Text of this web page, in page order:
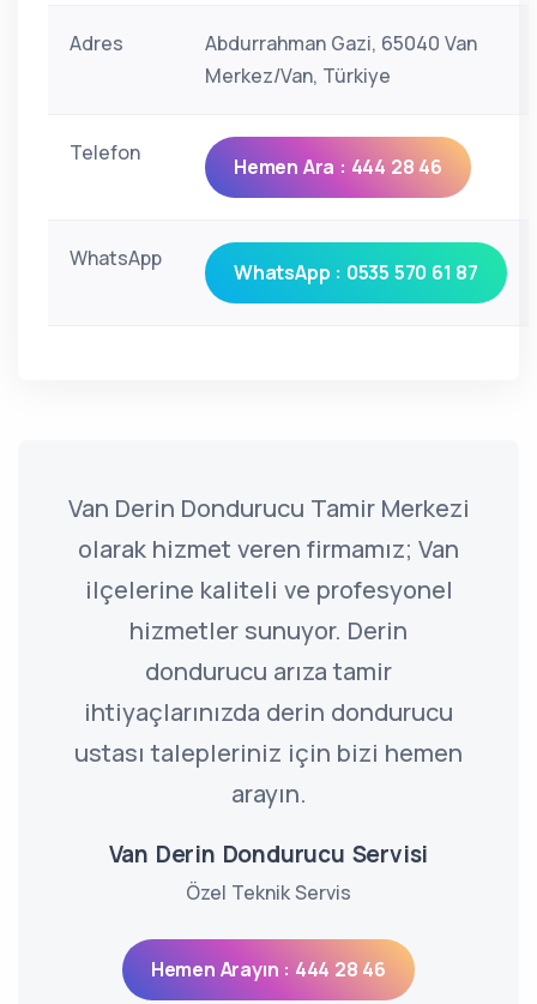
Adres
Abdurrahman Gazi, 65040 Van
Merkez/Van, Türkiye
Telefon
Hemen Ara : 444 28 46
WhatsApp
WhatsApp : 0535 570 61 87
Van Derin Dondurucu Tamir Merkezi
olarak hizmet veren firmamız; Van
ilçelerine kaliteli ve profesyonel
hizmetler sunuyor. Derin
dondurucu arıza tamir
ihtiyaçlarınızda derin dondurucu
ustası talepleriniz için bizi hemen
arayın.
Van Derin Dondurucu Servisi
Özel Teknik Servis
Hemen Arayın : 444 28 46